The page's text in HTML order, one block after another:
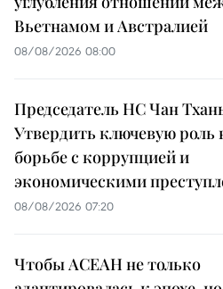
Вьетнамом и Австралией
08/08/2026 08:00
Председатель НС Чан
Утвердить ключевую роль
борьбе с коррупцией и
экономическими
08/08/2026 07:20
Чтобы АСЕАН не только